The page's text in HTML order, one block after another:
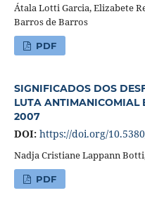
Átala Lotti Garcia, Elizabete
Barros de Barros
PDF
SIGNIFICADOS DOS
LUTA ANTIMANICOMIAL
2007
DOI: https://doi.org/
Nadja Cristiane Lappann
PDF